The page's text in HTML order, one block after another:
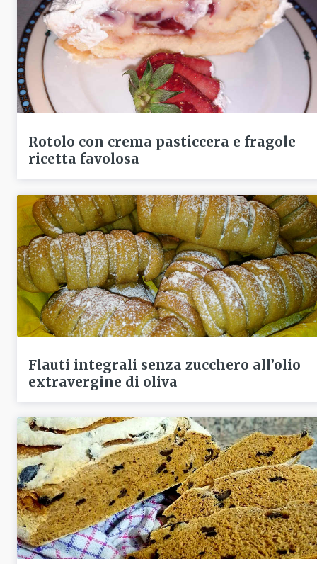
Rotolo con crema pasticcera e fragole
ricetta favolosa
Flauti integrali senza zucchero all’olio
extravergine di oliva